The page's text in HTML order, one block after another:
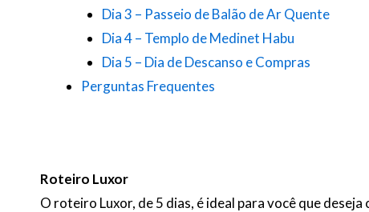
Dia 3 – Passeio de Balão de Ar Quente
Dia 4 – Templo de Medinet Habu
Dia 5 – Dia de Descanso e Compras
Perguntas Frequentes
Roteiro Luxor
O roteiro Luxor, de 5 dias, é ideal para você que